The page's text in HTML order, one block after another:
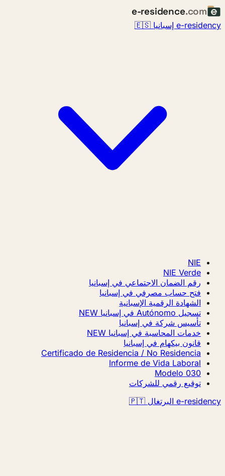
e-residence.com
e-residency إسبانيا 🇪🇸
NIE
NIE Verde
رقم الضمان الاجتماعي في إسبانيا
فتح حساب مصرفي في إسبانيا
الشهادة الرقمية الإسبانية
تسجيل Autónomo في إسبانيا
NEW
تأسيس شركة في إسبانيا
خدمات المحاسبة في إسبانيا NEW
قانون بيكهام في إسبانيا
Certificado de Residencia / No Residencia
Informe de Vida Laboral
Modelo 030
توقيع رقمي للشركات
e-residency البرتغال 🇵🇹